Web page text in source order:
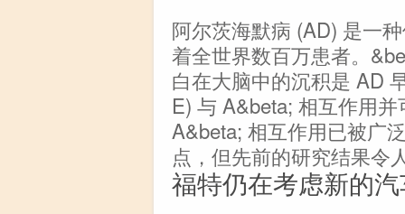
阿尔茨海默病 (AD) 是一
着全世界数百万患者。
白在大脑中的沉积是 AD
E) 与 A&beta; 相互作用
A&beta; 相互作用已被广
点，但先前的研究结果令
福特仍在考虑新的